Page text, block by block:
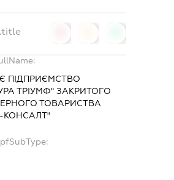
ПІДПРИЄМСТВО
ТРІУМФ" ЗАКРИТОГО
ТОВАРИСТВА
КОНСАЛТ"